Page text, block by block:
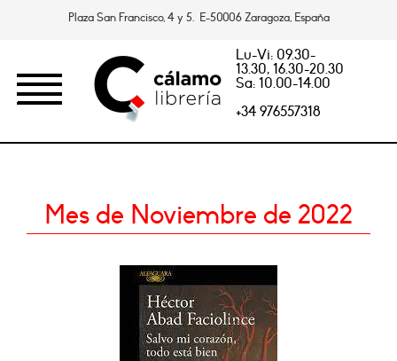
Plaza San Francisco, 4 y 5. E-50006 Zaragoza, España
Lu-Vi: 09.30-
13.30, 16.30-20.30
Sa: 10.00-14.00
+34 976557318
Mes de Noviembre de 2022